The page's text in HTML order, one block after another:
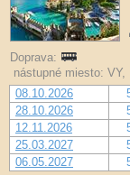
Doprava:
nástupné miesto:
08.10.2026
28.10.2026
12.11.2026
25.03.2027
06.05.2027